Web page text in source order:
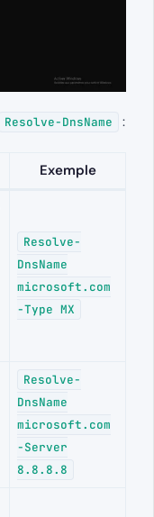
Resolve-DnsName :
Exemple
Resolve-
DnsName
microsoft.com
-Type MX
Resolve-
DnsName
microsoft.com
-Server
8.8.8.8